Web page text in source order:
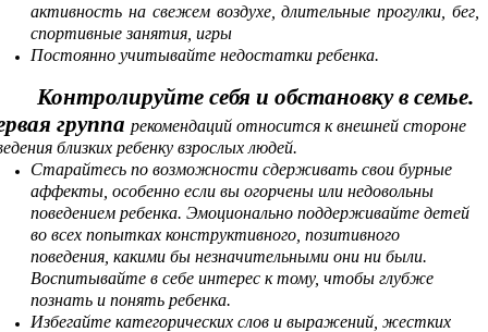
активность на свежем воздухе, длительные прогулки, бег,
спортивные занятия, игры
Постоянно учитывайте недостатки ребенка.
Контролируйте себя и обстановку в семье.
группа рекомендаций относится к внешней стороне
близких ребенку взрослых людей.
Старайтесь по возможности сдерживать свои бурные
аффекты, особенно если вы огорчены или недовольны
поведением ребенка. Эмоционально поддерживайте детей
во всех попытках конструктивного, позитивного
поведения, какими бы незначительными они ни были.
Воспитывайте в себе интерес к тому, чтобы глубже
познать и понять ребенка.
Избегайте категорических слов и выражений, жестких